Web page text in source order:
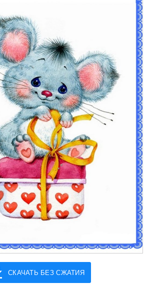
СКАЧАТЬ БЕЗ СЖАТИЯ